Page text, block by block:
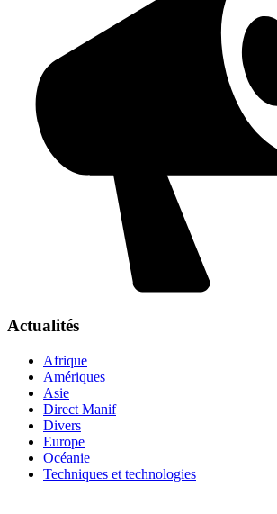
Actualités
Afrique
Amériques
Asie
Direct Manif
Divers
Europe
Océanie
Techniques et technologies